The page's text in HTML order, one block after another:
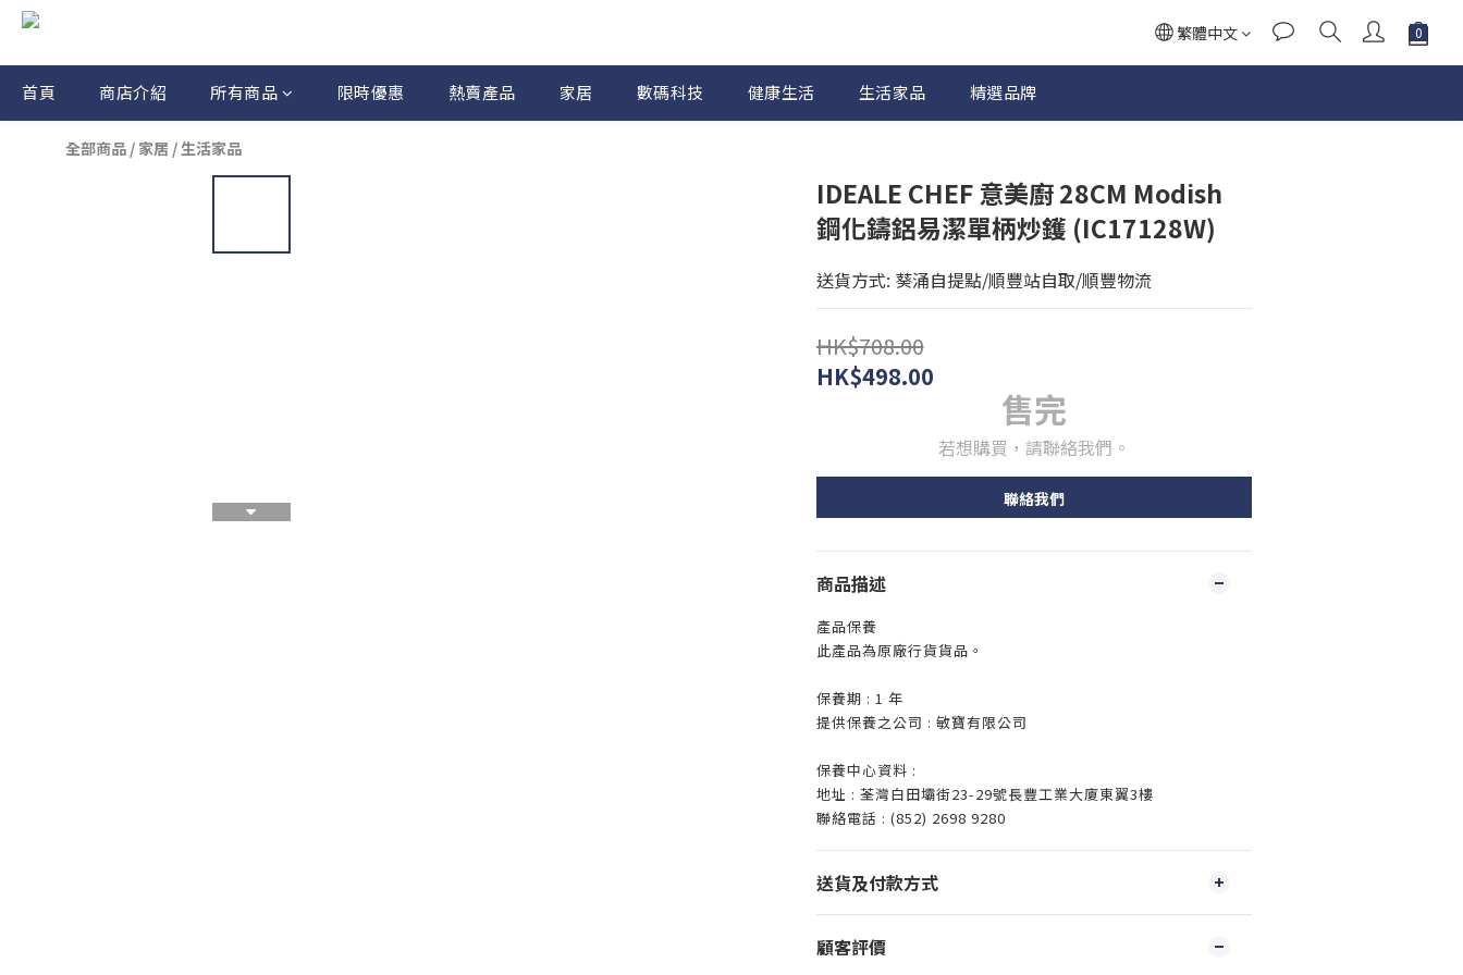
繁體中文
首頁 商店介紹 所有商品 限時優惠 熱賣產品 家居 數碼科技 健康生活 生活家品 精選品牌
全部商品 / 家居 /生活家品
IDEALE CHEF 意美廚 28CM Modish
鋼化鑄鋁易潔單柄炒鑊 (IC17128W)
送貨方式: 葵涌自提點/順豐站自取/順豐物流
HK$708.00
HK$498.00
售完
若想購買，請聯絡我們。
聯絡我們
商品描述
產品保養
此產品為原廠行貨貨品。
保養期 : 1 年
提供保養之公司 : 敏寶有限公司
保養中心資料 :
地址 : 荃灣白田壩街23-29號長豐工業大廈東翼3樓
聯絡電話 : (852) 2698 9280
送貨及付款方式
顧客評價